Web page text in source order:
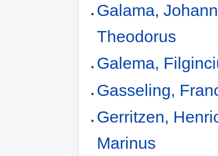
Galama,
Theodorus
Galema,
Gasseling,
Gerritzen,
Marinus